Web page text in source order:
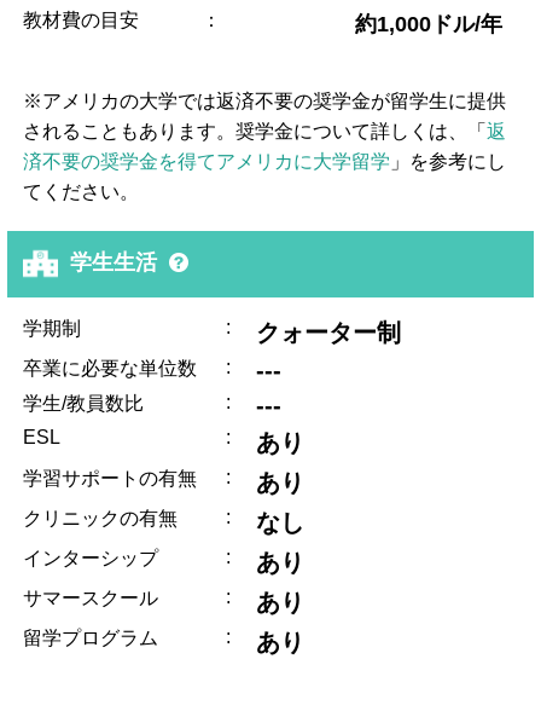
教材費の目安 ： 約1,000ドル/年
※アメリカの大学では返済不要の奨学金が留学生に提供
されることもあります。奨学金について詳しくは、「返
済不要の奨学金を得てアメリカに大学留学 」を参考にし
てください。
学生生活
学期制 : クォーター制
卒業に必要な単位数 : ---
学生/教員数比 : ---
ESL : あり
学習サポートの有無 : あり
クリニックの有無 : なし
インターシップ : あり
サマースクール : あり
留学プログラム : あり